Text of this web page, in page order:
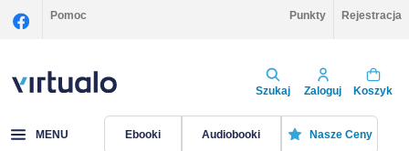
Pomoc Punkty Rejestracja
Szukaj Zaloguj Koszyk
MENU Ebooki Audiobooki Nasze Ceny